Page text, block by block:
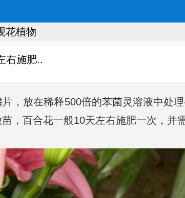
花植物
右施肥..
，放在稀释500倍的苯菌灵溶液中处
，百合花一般10天左右施肥一次，并